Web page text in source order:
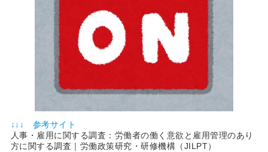
↓↓↓ 参考サイト
人事・雇用に関する調査：労働者の働く意欲と雇用管理のあり
方に関する調査｜労働政策研究・研修機構（JILPT）